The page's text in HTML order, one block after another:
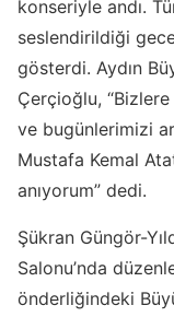
konseriyle andı.
seslendirildiği
gösterdi. Aydın
Çerçioğlu, “Bizlere
ve bugünlerimizi
Mustafa Kemal
anıyorum” dedi.
Şükran Güngör-
Salonu’nda
önderliğindeki